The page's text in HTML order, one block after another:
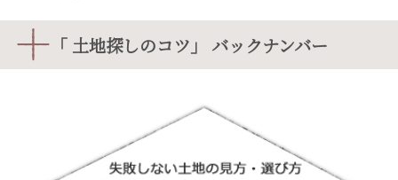
「 土地探しのコツ」 バックナンバー